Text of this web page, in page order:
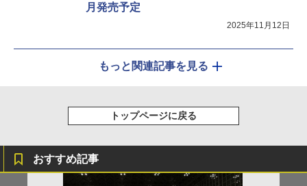
月発売予定
2025年11月12日
もっと関連記事を見る
トップページに戻る
おすすめ記事